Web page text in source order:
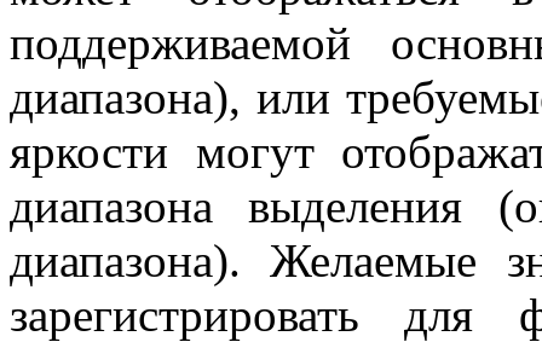
поддерживаемой
диапазона), или
яркости могут
диапазона выделения
диапазона). Желаемые
зарегистрировать